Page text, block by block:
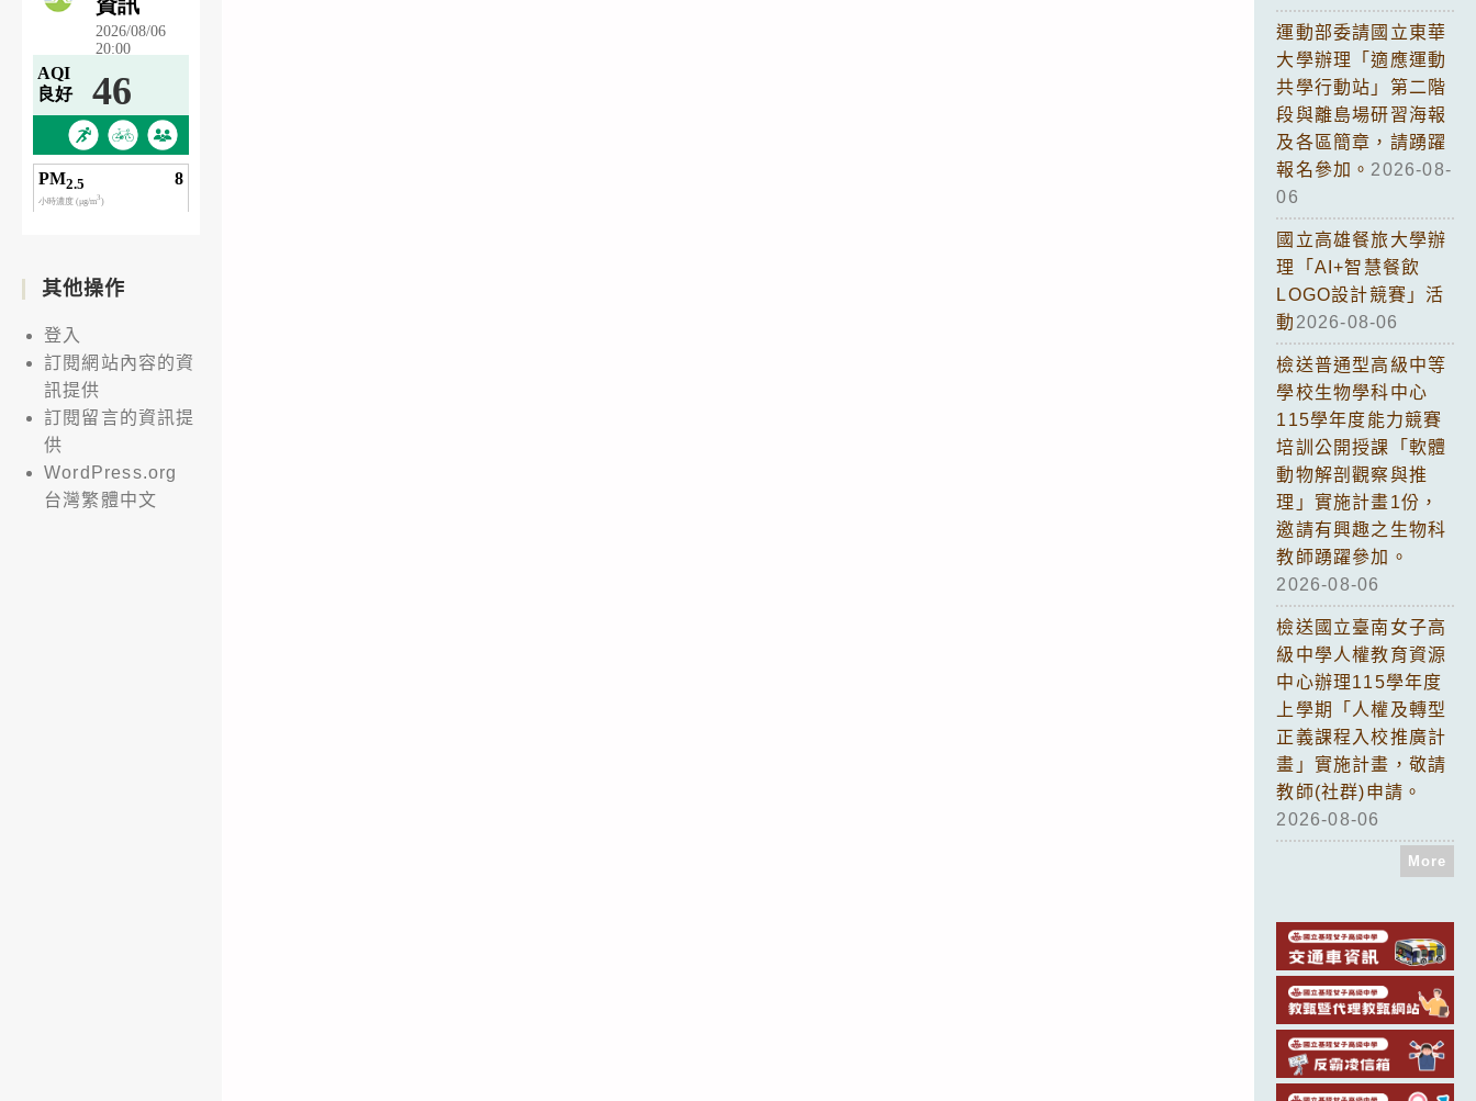
其他操作
登入
訂閱網站內容的資
訊提供
訂閱留言的資訊提
供
WordPress.org
台灣繁體中文
運動部委請國立東華
大學辦理「適應運動
共學行動站」第二階
段與離島場研習海報
及各區簡章，請踴躍
報名參加。 2026-08-
06
國立高雄餐旅大學辦
理「AI+智慧餐飲
LOGO設計競賽」活
動 2026-08-06
檢送普通型高級中等
學校生物學科中心
115學年度能力競賽
培訓公開授課「軟體
動物解剖觀察與推
理」實施計畫1份，
邀請有興趣之生物科
教師踴躍參加。
2026-08-06
檢送國立臺南女子高
級中學人權教育資源
中心辦理115學年度
上學期「人權及轉型
正義課程入校推廣計
畫」實施計畫，敬請
教師(社群)申請。
2026-08-06
More